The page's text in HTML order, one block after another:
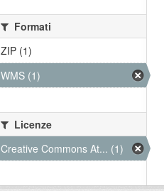
Formati
ZIP (1)
WMS (1)
Licenze
Creative Commons At... (1)